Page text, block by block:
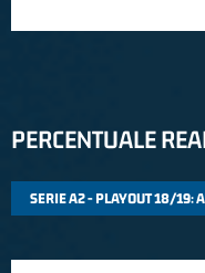
PERCENTUALE